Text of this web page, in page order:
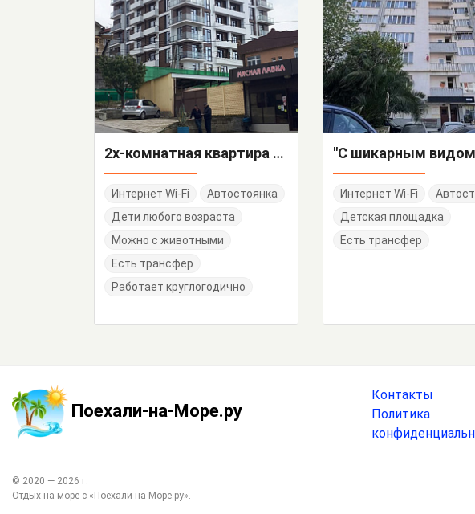
2х-комнатная квартира Православная 16/1 кв 2
Интернет Wi-Fi
Автостоянка
Дети любого возраста
Можно с животными
Есть трансфер
Работает круглогодично
Интернет Wi-Fi
Детская площадка
Есть трансфер
Поехали-на-Море.ру
Контакты
Политика
© 2020 — 2026 г.
Отдых на море с «Поехали-на-Море.ру».